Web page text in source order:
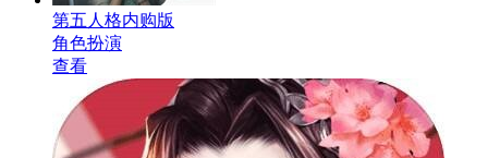
第五人格内购版
角色扮演
查看